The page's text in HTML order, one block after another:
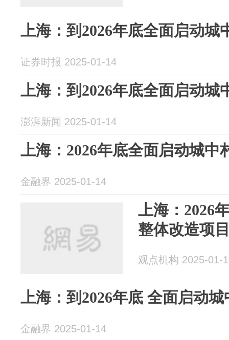
上海：到2026年底全面启动城
证券时报 2025-01-14
上海：到2026年底全面启动城
澎湃新闻 2025-01-14
上海：2026年底全面启动城中
金融界 2025-01-14
上海：2026
整体改造项
观点机构 2025-01-
上海：到2026年底 全面启动
金融界 2025-01-14